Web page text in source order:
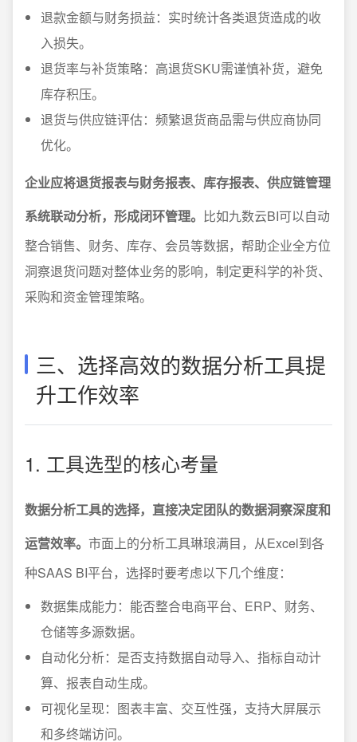
退款金额与财务损益：实时统计各类退货造成的收
入损失。
退货率与补货策略：高退货SKU需谨慎补货，避免
库存积压。
退货与供应链评估：频繁退货商品需与供应商协同
优化。
企业应将退货报表与财务报表、库存报表、供应链管理
系统联动分析，形成闭环管理。 比如九数云BI可以自动
整合销售、财务、库存、会员等数据，帮助企业全方位
洞察退货问题对整体业务的影响，制定更科学的补货、
采购和资金管理策略。
三、选择高效的数据分析工具提
升工作效率
1. 工具选型的核心考量
数据分析工具的选择，直接决定团队的数据洞察深度和
运营效率。 市面上的分析工具琳琅满目，从Excel到各
种SAAS BI平台，选择时要考虑以下几个维度：
数据集成能力：能否整合电商平台、ERP、财务、
仓储等多源数据。
自动化分析：是否支持数据自动导入、指标自动计
算、报表自动生成。
可视化呈现：图表丰富、交互性强，支持大屏展示
和多终端访问。